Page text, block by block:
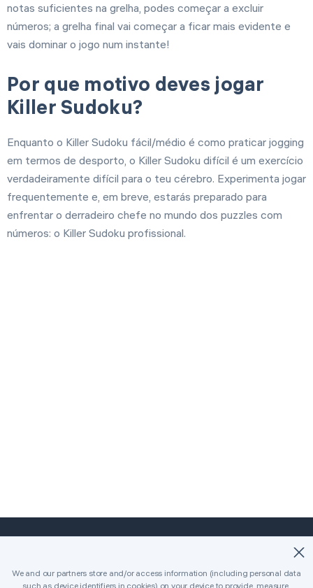
notas suficientes na grelha, podes começar a excluir
números; a grelha final vai começar a ficar mais evidente e
vais dominar o jogo num instante!
Por que motivo deves jogar
Killer Sudoku?
Enquanto o Killer Sudoku fácil/médio é como praticar jogging
em termos de desporto, o Killer Sudoku difícil é um exercício
verdadeiramente difícil para o teu cérebro. Experimenta jogar
frequentemente e, em breve, estarás preparado para
enfrentar o derradeiro chefe no mundo dos puzzles com
números: o Killer Sudoku profissional.
We and our partners store and/or access information (including personal data
such as device identifiers in cookies) on your device to provide, measure,